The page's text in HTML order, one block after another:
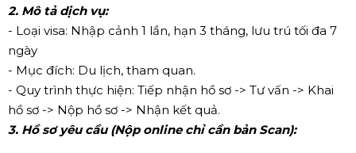
2. Mô tả dịch vụ:
- Loại visa: Nhập cảnh 1 lần, hạn 3 tháng, lưu trú tối đa 7
ngày
- Mục đích: Du lịch, tham quan.
- Quy trình thực hiện: Tiếp nhận hồ sơ -> Tư vấn -> Khai
hồ sơ -> Nộp hồ sơ -> Nhận kết quả.
3. Hồ sơ yêu cầu (Nộp online chỉ cần bản Scan):